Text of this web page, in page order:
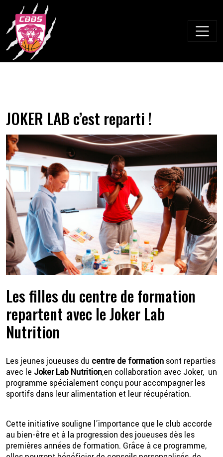
content
💦
JOKER LAB c’est reparti !
Les filles du centre de formation
repartent avec le Joker Lab
Nutrition
Les jeunes joueuses du centre de formation sont reparties
avec le Joker Lab Nutrition,en collaboration avec Joker, un
programme spécialement conçu pour accompagner les
sportifs dans leur alimentation et leur récupération.
Cette initiative souligne l’importance que le club accorde
au bien-être et à la progression des joueuses dès les
premières années de formation. Grâce à ce programme,